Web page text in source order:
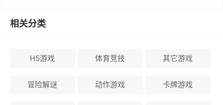
相关分类
H5游戏 体育竞技 其它游戏
冒险解谜 动作游戏 卡牌游戏